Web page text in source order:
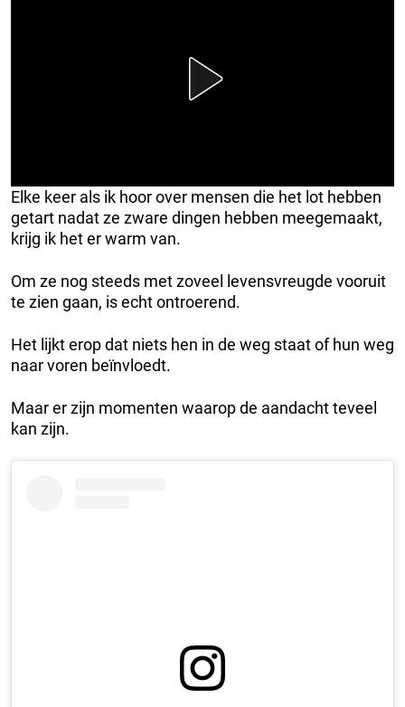
Elke keer als ik hoor over mensen die het lot hebben
getart nadat ze zware dingen hebben meegemaakt,
krijg ik het er warm van.
Om ze nog steeds met zoveel levensvreugde vooruit
te zien gaan, is echt ontroerend.
Het lijkt erop dat niets hen in de weg staat of hun weg
naar voren beïnvloedt.
Maar er zijn momenten waarop de aandacht teveel
kan zijn.